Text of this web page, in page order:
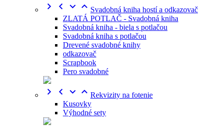
    Svadobná kniha hostí a odkazovač
ZLATÁ POTLAČ - Svadobná kniha
Svadobná kniha - biela s potlačou
Svadobná kniha s potlačou
Drevené svadobné knihy
odkazovač
Scrapbook
Pero svadobné
    Rekvizity na fotenie
Kusovky
Výhodné sety